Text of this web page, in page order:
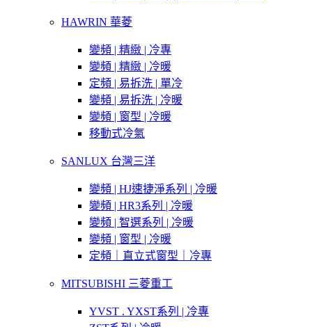
HAWRIN 華菱
變頻 | 精緻 | 冷專
變頻 | 精緻 | 冷暖
定頻 | 易拆洗 | 單冷
變頻 | 易拆洗 | 冷暖
變頻 | 窗型 | 冷暖
移動式冷氣
SANLUX 台灣三洋
變頻 | HJ速捷淨系列 | 冷暖
變頻 | HR3系列 | 冷暖
變頻 | 智選系列 | 冷暖
變頻 | 窗型 | 冷暖
定頻｜直立式窗型｜冷專
MITSUBISHI 三菱重工
YVST . YXST系列 | 冷專